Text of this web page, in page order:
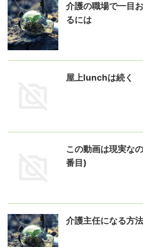
介護の職場で一目
るには
屋上lunchは続く
この動画は現実な
番目)
介護主任になる方